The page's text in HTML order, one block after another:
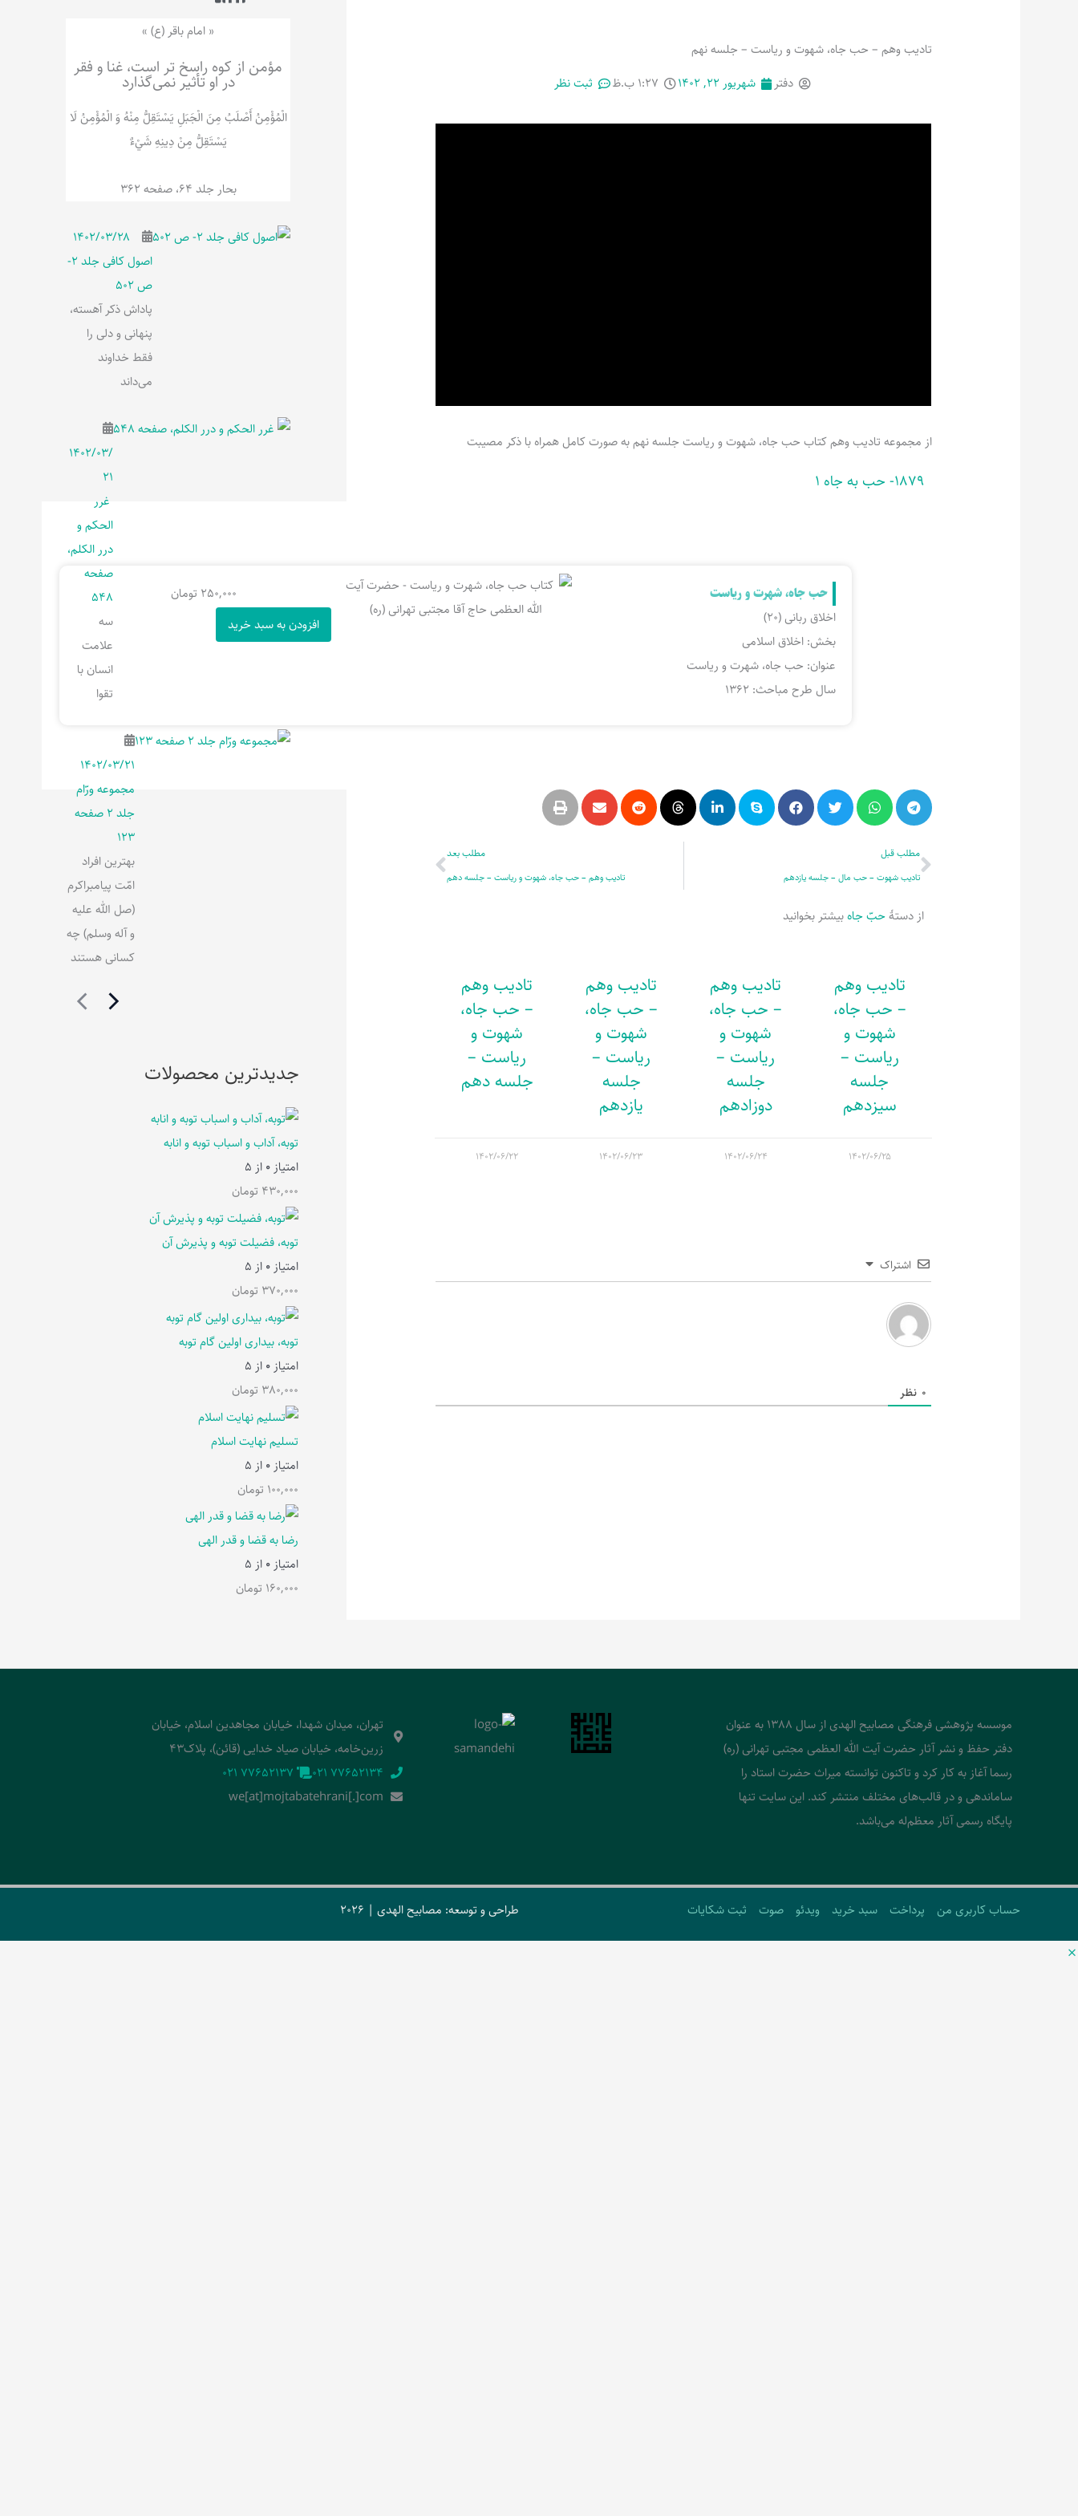
ه
تادیب وهم – حب جاه، شهوت و ریاست – جلسه نهم
دفتر
شهریور ۲۲, ۱۴۰۲ ۱:۲۷ ب.ظ ثبت نظر
از مجموعه تادیب وهم کتاب حب جاه، شهوت و ریاست جلسه نهم به صورت کامل همراه با ذکر مصیبت
1879- حب به جاه 1
حب جاه، شهرت و ریاست
اخلاق ربانی (20)
بخش: اخلاق اسلامی
عنوان: حب جاه، شهرت و ریاست
سال طرح مباحث: 1362
250,000 تومان
افزودن به سبد خرید
قبلی
مطلب قبل
تادیب شهوت – حب مال – جلسه یازدهم
مطلب بعد
تادیب وهم – حب جاه، شهوت و ریاست – جلسه دهم
بعدی
از دستۀحبّ جاهبیشتر بخوانید
تادیب وهم
– حب جاه،
شهوت و
ریاست –
جلسه
سیزدهم
۱۴۰۲/۰۶/۲۵
تادیب وهم
– حب جاه،
شهوت و
ریاست –
جلسه
دوزادهم
۱۴۰۲/۰۶/۲۴
تادیب وهم
– حب جاه،
شهوت و
ریاست –
جلسه
یازدهم
۱۴۰۲/۰۶/۲۳
تادیب وهم
– حب جاه،
شهوت و
ریاست –
جلسه دهم
۱۴۰۲/۰۶/۲۲
اشتراک
0 نظر
« امام باقر (ع) »
مؤمن از کوه راسخ تر است، غنا و فقر
در او تأثیر نمی‌گذارد
الْمُؤْمِنُ‌ أَصْلَبُ‌ مِنَ‌ الْجَبَلِ‌ یَسْتَقِلُّ مِنْهُ وَ الْمُؤْمِنُ لَا
يَسْتَقِلُّ مِنْ دِينِهِ شَيْ‌ءٌ
بحار جلد 64، صفحه 362
۱۴۰۲/۰۳/۲۸
اصول کافی جلد 2-
ص 502
پاداش ذکر آهسته،
پنهانی و دلی را
فقط خداوند
می‌داند
۱۴۰۲/۰۳/
۲۱
غرر
الحکم و
درر الکلم،
صفحه
548
سه
علامت
انسان با
تقوا
۱۴۰۲/۰۳/۲۱
مجموعه ورّام
جلد 2 صفحه
123
بهترین افراد
امّت پیامبراکرم
(صل الله علیه
و آله وسلم) چه
کسانی هستند
جدیدترین محصولات
توبه، آداب و اسباب توبه و انابه
امتیاز 0 از 5
430,000 تومان
توبه، فضیلت توبه و پذیرش آن
امتیاز 0 از 5
370,000 تومان
توبه، بیداری اولین گام توبه
امتیاز 0 از 5
380,000 تومان
تسلیم نهایت اسلام
امتیاز 0 از 5
100,000 تومان
رضا به قضا و قدر الهی
امتیاز 0 از 5
160,000 تومان
موسسه پژوهشی فرهنگی مصابیح الهدی از سال 1388 به عنوان
دفتر حفظ و نشر آثار حضرت آیت الله العظمی مجتبی تهرانی (ره)
رسما آغاز به کار کرد و تاکنون توانسته میراث حضرت استاد را
ساماندهی و در قالب‌های مختلف منتشر کند. این سایت تنها
پایگاه رسمی آثار معظم‌له می‌باشد.
تهران، میدان شهدا، خیابان مجاهدین اسلام، خیابان
زرین‌خامه، خیابان صیاد خدایی (قائن)، پلاک43
‭021 77652134‬
‭021 77652137‬
we[at]mojtabatehrani[.]com
حساب کاربری من پرداخت سبد خرید ویدئو صوت ثبت شکایات طراحی و توسعه: مصابیح الهدی | 2026